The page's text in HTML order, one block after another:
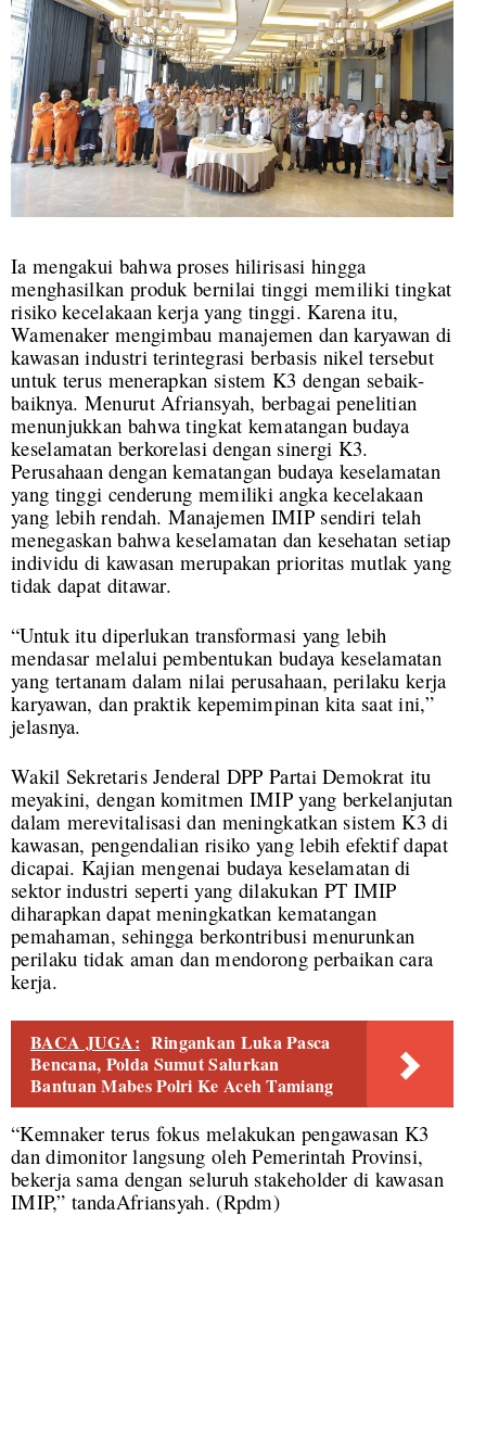
Ia mengakui bahwa proses hilirisasi hingga
menghasilkan produk bernilai tinggi memiliki tingkat
risiko kecelakaan kerja yang tinggi. Karena itu,
Wamenaker mengimbau manajemen dan karyawan di
kawasan industri terintegrasi berbasis nikel tersebut
untuk terus menerapkan sistem K3 dengan sebaik-
baiknya. Menurut Afriansyah, berbagai penelitian
menunjukkan bahwa tingkat kematangan budaya
keselamatan berkorelasi dengan sinergi K3.
Perusahaan dengan kematangan budaya keselamatan
yang tinggi cenderung memiliki angka kecelakaan
yang lebih rendah. Manajemen IMIP sendiri telah
menegaskan bahwa keselamatan dan kesehatan setiap
individu di kawasan merupakan prioritas mutlak yang
tidak dapat ditawar.
“Untuk itu diperlukan transformasi yang lebih
mendasar melalui pembentukan budaya keselamatan
yang tertanam dalam nilai perusahaan, perilaku kerja
karyawan, dan praktik kepemimpinan kita saat ini,”
jelasnya.
Wakil Sekretaris Jenderal DPP Partai Demokrat itu
meyakini, dengan komitmen IMIP yang berkelanjutan
dalam merevitalisasi dan meningkatkan sistem K3 di
kawasan, pengendalian risiko yang lebih efektif dapat
dicapai. Kajian mengenai budaya keselamatan di
sektor industri seperti yang dilakukan PT IMIP
diharapkan dapat meningkatkan kematangan
pemahaman, sehingga berkontribusi menurunkan
perilaku tidak aman dan mendorong perbaikan cara
kerja.
BACA JUGA: Ringankan Luka Pasca
Bencana, Polda Sumut Salurkan
Bantuan Mabes Polri Ke Aceh Tamiang
“Kemnaker terus fokus melakukan pengawasan K3
dan dimonitor langsung oleh Pemerintah Provinsi,
bekerja sama dengan seluruh stakeholder di kawasan
IMIP,” tandaAfriansyah. (Rpdm)